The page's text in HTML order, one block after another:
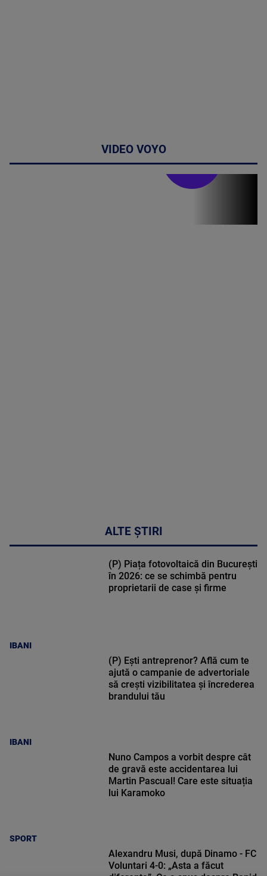
VIDEO VOYO
ALTE ȘTIRI
IBANI
(P) Piața fotovoltaică din București
în 2026: ce se schimbă pentru
proprietarii de case și firme
IBANI
(P) Ești antreprenor? Află cum te
ajută o campanie de advertoriale
să crești vizibilitatea și încrederea
brandului tău
SPORT
Nuno Campos a vorbit despre cât
de gravă este accidentarea lui
Martin Pascual! Care este situația
lui Karamoko
Alexandru Musi, după Dinamo - FC
Voluntari 4-0: „Asta a făcut